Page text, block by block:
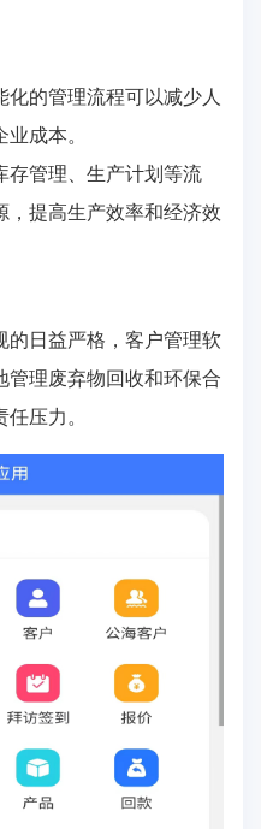
化的管理流程可以减少人
成本。
存管理、生产计划等流
提高生产效率和经济效
的日益严格，客户管理软
理废弃物回收和环保合
压力。